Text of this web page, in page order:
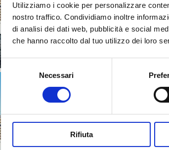
Utilizziamo i cookie per personalizzare
nostro traffico. Condividiamo inoltre
di analisi dei dati web, pubblicità e social
che hanno raccolto dal tuo utilizzo dei loro
Selezione
Necessari
Rifiuta
Kristiansand, Oslo,
26/06/2027
da